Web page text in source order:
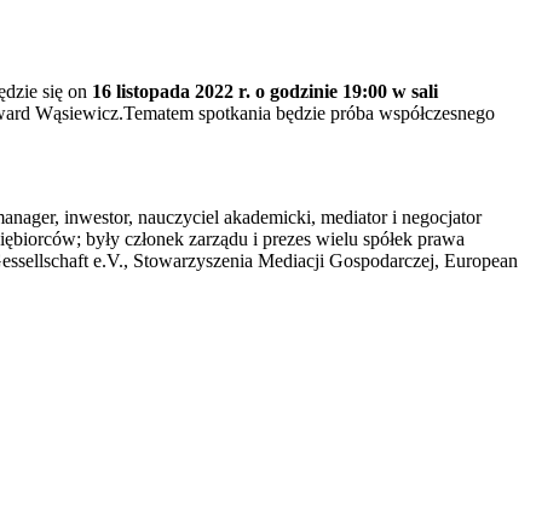
się on 16 listopada 2022 r. o godzinie 19:00 w sali
Wąsiewicz.Tematem spotkania będzie próba współczesnego
inwestor, nauczyciel akademicki, mediator i negocjator
były członek zarządu i prezes wielu spółek prawa
e.V., Stowarzyszenia Mediacji Gospodarczej, European